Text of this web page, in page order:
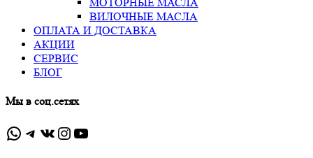
ВИЛОЧНЫЕ МАСЛА
ОПЛАТА И ДОСТАВКА
АКЦИИ
СЕРВИС
БЛОГ
Мы в соц.сетях
WhatsApp
Telegram
ВКонтакте
Instagram
YouTube